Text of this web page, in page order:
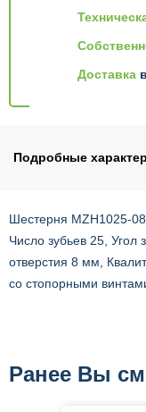
Доставка
Подробные
Шестерня MZH1025-
Число зубьев 25, Угол
отверстия 8 мм,
со стопорными
Ранее Вы